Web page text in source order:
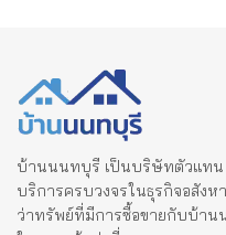
บ้านนนทบุรี เป็นบริษัทตัวแทน
บริการครบวงจรในธุรกิจอสัง
ว่าทรัพย์ที่มีการซื้อขายกับบ้า